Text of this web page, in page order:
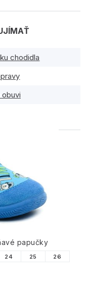
chodidla
obuvi
papučky
24 25
26